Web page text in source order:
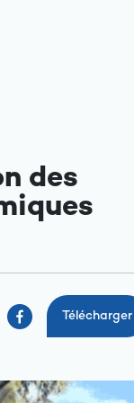
des
Télécharger